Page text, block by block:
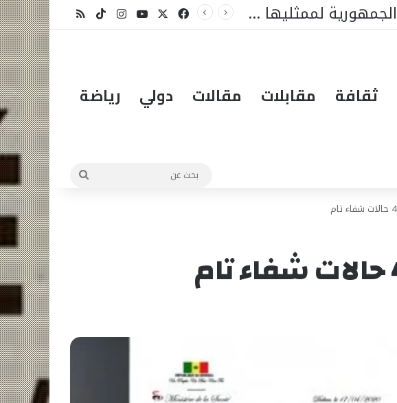
فيسبوكيوتيوبانستقرام
‫TikTokملخص الموقع RSS
ثقافة مقابلات مقالات دولي رياضة
بحث